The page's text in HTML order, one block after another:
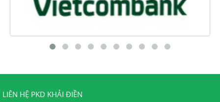
LIÊN HỆ PKD KHẢI ĐIỀN